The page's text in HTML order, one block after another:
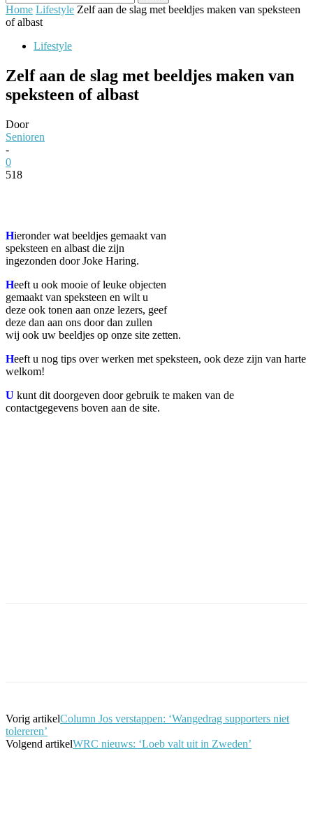
Home Lifestyle Zelf aan de slag met beeldjes maken van speksteen
of albast
Lifestyle
Zelf aan de slag met beeldjes maken van
speksteen of albast
Door
Senioren
-
0
518
Hieronder wat beeldjes gemaakt van
speksteen en albast die zijn
ingezonden door Joke Haring.
Heeft u ook mooie of leuke objecten
gemaakt van speksteen en wilt u
deze ook tonen aan onze lezers, geef
deze dan aan ons door dan zullen
wij ook uw beeldjes op onze site zetten.
Heeft u nog tips over werken met speksteen, ook deze zijn van harte
welkom!
U kunt dit doorgeven door gebruik te maken van de
contactgegevens boven aan de site.
Vorig artikelColumn Jos verstappen: ‘Wangedrag supporters niet
tolereren’
Volgend artikelWRC nieuws: ‘Loeb valt uit in Zweden’